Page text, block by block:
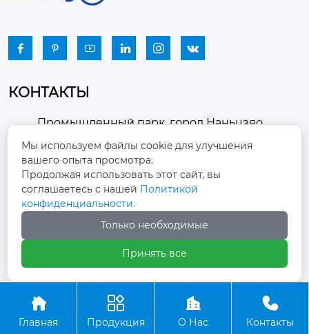
     
КОНТАКТЫ

Промышленный парк, город Наньцзяо,
район Чжоуцунь, город Цзыбо, провинция
Шаньдун
 winston-xu@hengdingfan.com
+86-13806434669
 +86 13806434669
Copyright ©ООО Зибо Хенгдин Вентилятор

Главная

Продукция

О Нас

Контакты
Мы используем файлы cookie для улучшения
вашего опыта просмотра.
Продолжая использовать этот сайт, вы
соглашаетесь с нашей Политикой
конфиденциальности.
Только необходимые
Принять все